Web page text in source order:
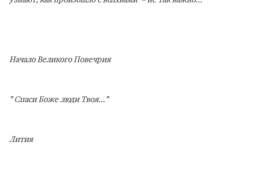
Начало Великого Повечрия
” Спаси Боже люди Твоя…”
Лития